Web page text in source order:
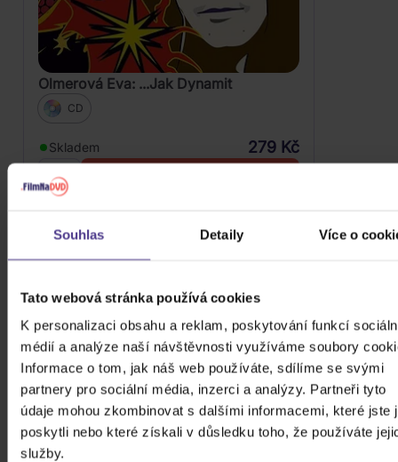
Souhlas Detaily Více o
Tato webová stránka používá cookies
K personalizaci obsahu a reklam, poskytování funkcí
médií a analýze naší návštěvnosti využíváme soubory
Informace o tom, jak náš web používáte, sdílíme se svými
partnery pro sociální média, inzerci a analýzy. Partneři tyto
údaje mohou zkombinovat s dalšími informacemi, které jste
poskytli nebo které získali v důsledku toho, že používáte
služby.
Olmerová Eva: ...Jak Dynamit
CD
Skladem 279 Kč